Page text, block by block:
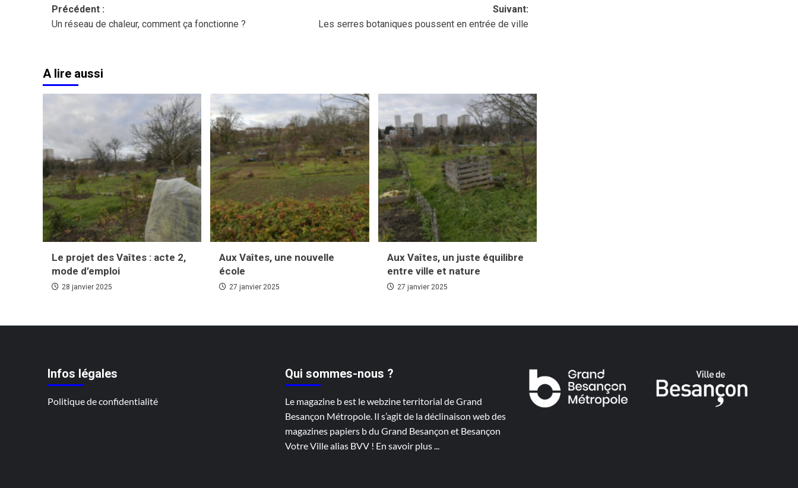
Navigation
d’article
Précédent :
Un réseau de chaleur, comment ça fonctionne ?
Suivant:
Les serres botaniques poussent en entrée de ville
A lire aussi
Le projet des Vaîtes : acte 2,
mode d’emploi
28 janvier 2025
Aux Vaîtes, une nouvelle
école
27 janvier 2025
Aux Vaîtes, un juste équilibre
entre ville et nature
27 janvier 2025
Infos légales
Politique de confidentialité
Qui sommes-nous ?
Le magazine b est le webzine territorial de Grand
Besançon Métropole. Il s’agit de la déclinaison web des
magazines papiers b du Grand Besançon et Besançon
Votre Ville alias BVV ! En savoir plus...